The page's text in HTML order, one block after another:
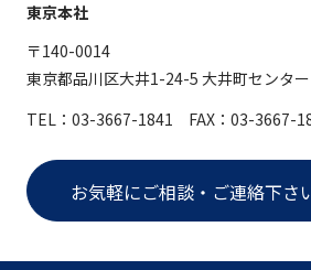
東京本社
〒140-0014
東京都品川区大井1-24-5 大井町センタ
TEL：03-3667-1841 FAX：03-3667-
お気軽にご相談・ご連絡下さ